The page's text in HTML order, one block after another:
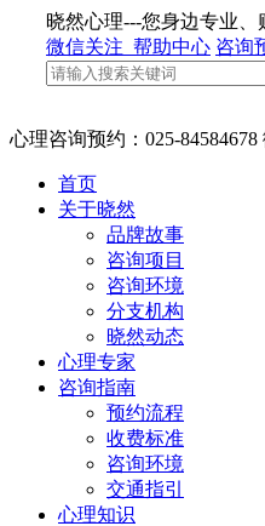
晓然心理---您身边专业、
微信关注 帮助中心 咨询
心理咨询预约：025-84584678
首页
关于晓然
品牌故事
咨询项目
咨询环境
分支机构
晓然动态
心理专家
咨询指南
预约流程
收费标准
咨询环境
交通指引
心理知识